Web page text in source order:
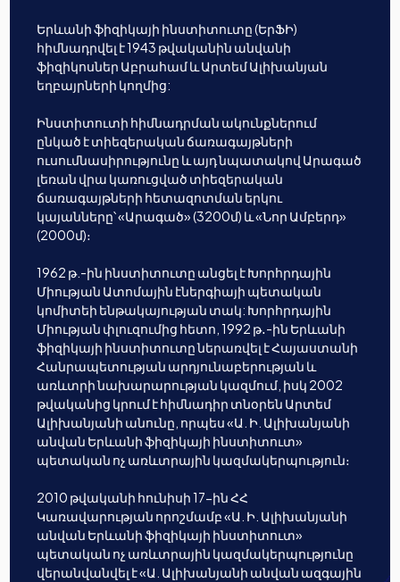
Երևանի ֆիզիկայի ինստիտուտը (ԵրՖԻ)
հիմնադրվել է 1943 թվականին անվանի
ֆիզիկոսներ Աբրահամ և Արտեմ Ալիխանյան
եղբայրների կողմից:
Ինստիտուտի հիմնադրման ակունքներում
ընկած է տիեզերական ճառագայթների
ուսումնասիրությունը և այդ նպատակով Արագած
լեռան վրա կառուցված տիեզերական
ճառագայթների հետազոտման երկու
կայանները՝ «Արագած» (3200մ) և «Նոր Ամբերդ»
(2000մ)։
1962 թ.-ին ինստիտուտը անցել է Խորհրդային
Միության Ատոմային էներգիայի պետական
կոմիտեի ենթակայության տակ: Խորհրդային
Միության փլուզումից հետո, 1992 թ․-ին Երևանի
ֆիզիկայի ինստիտուտը ներառվել է Հայաստանի
Հանրապետության արդյունաբերության և
առևտրի նախարարության կազմում, իսկ 2002
թվականից կրում է հիմնադիր տնօրեն Արտեմ
Ալիխանյանի անունը, որպես «Ա. Ի. Ալիխանյանի
անվան Երևանի ֆիզիկայի ինստիտուտ»
պետական ոչ առևտրային կազմակերպություն։
2010 թվականի հունիսի 17-ին ՀՀ
Կառավարության որոշմամբ «Ա. Ի. Ալիխանյանի
անվան Երևանի ֆիզիկայի ինստիտուտ»
պետական ոչ առևտրային կազմակերպությունը
վերանվանվել է «Ա. Ալիխանյանի անվան ազգային